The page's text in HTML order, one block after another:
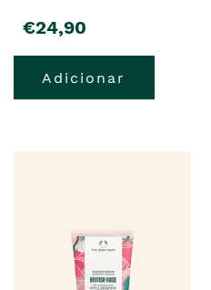
€24,90
Adicionar